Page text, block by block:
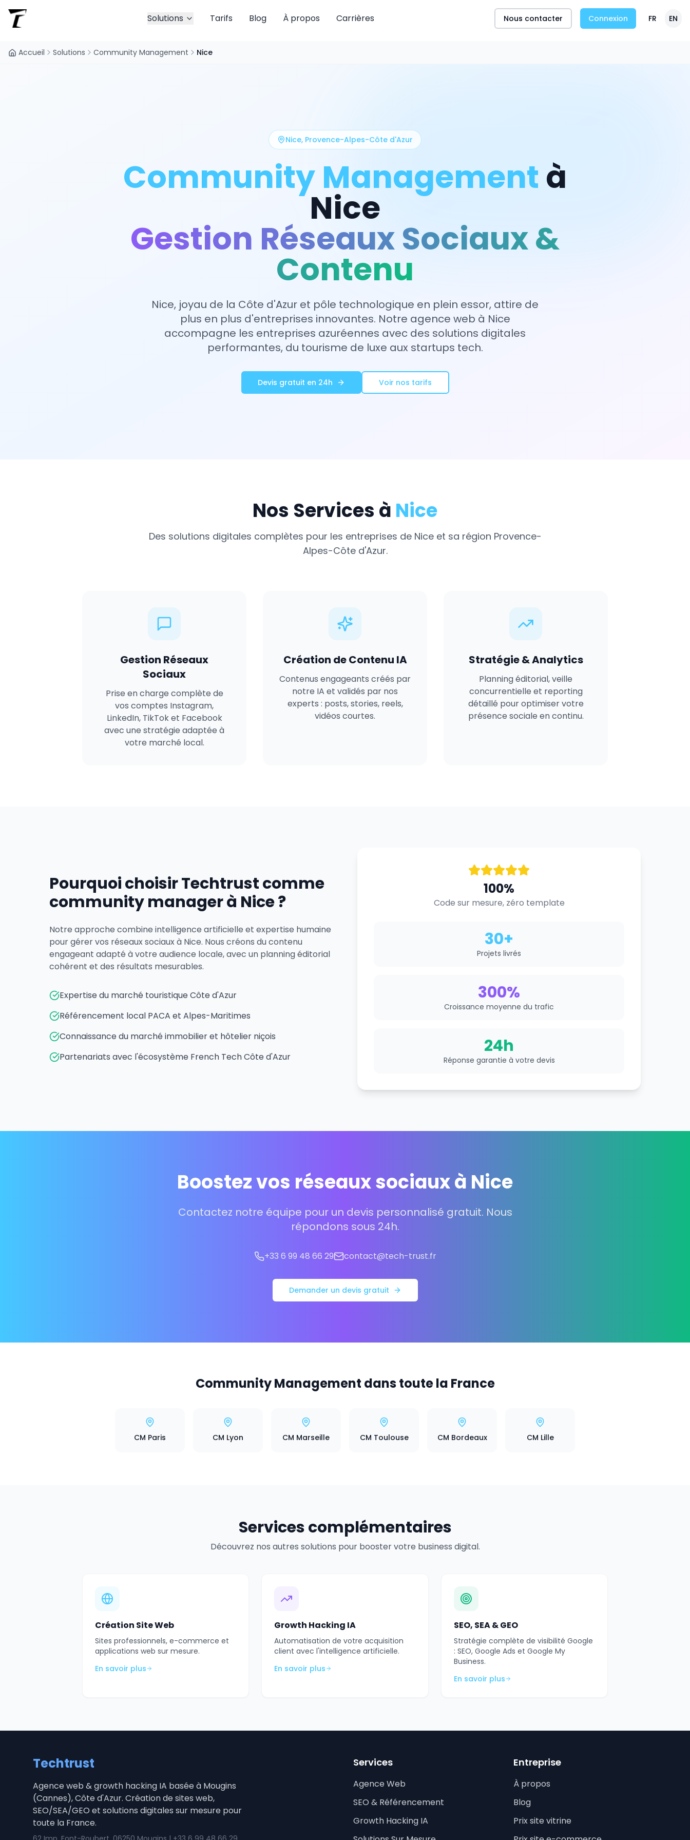
Solutions Tarifs Blog À propos Carrières Nous contacter Connexion FR EN
Accueil Solutions Community Management Nice
Nice, Provence-Alpes-Côte d'Azur
Community Management à
Nice
Gestion Réseaux Sociaux &
Contenu
Nice, joyau de la Côte d'Azur et pôle technologique en plein essor, attire de
plus en plus d'entreprises innovantes. Notre agence web à Nice
accompagne les entreprises azuréennes avec des solutions digitales
performantes, du tourisme de luxe aux startups tech.
Devis gratuit en 24h Voir nos tarifs
Nos Services à Nice
Des solutions digitales complètes pour les entreprises de Niceet sa région Provence-
Alpes-Côte d'Azur.
Gestion Réseaux
Sociaux
Prise en charge complète de
vos comptes Instagram,
LinkedIn, TikTok et Facebook
avec une stratégie adaptée à
votre marché local.
Création de Contenu IA
Contenus engageants créés par
notre IA et validés par nos
experts : posts, stories, reels,
vidéos courtes.
Stratégie & Analytics
Planning éditorial, veille
concurrentielle et reporting
détaillé pour optimiser votre
présence sociale en continu.
Pourquoi choisir Techtrust comme
community manager à Nice ?
Notre approche combine intelligence artificielle et expertise humaine
pour gérer vos réseaux sociaux à Nice. Nous créons du contenu
engageant adapté à votre audience locale, avec un planning éditorial
cohérent et des résultats mesurables.
Expertise du marché touristique Côte d'Azur
Référencement local PACA et Alpes-Maritimes
Connaissance du marché immobilier et hôtelier niçois
Partenariats avec l'écosystème French Tech Côte d'Azur
100%
Code sur mesure, zéro template
30+
Projets livrés
300%
Croissance moyenne du trafic
24h
Réponse garantie à votre devis
Boostez vos réseaux sociaux à Nice
Contactez notre équipe pour un devis personnalisé gratuit. Nous
répondons sous 24h.
+33 6 99 48 66 29 contact@tech-trust.fr
Demander un devis gratuit
Community Management dans toute la France
CM Paris CM Lyon CM Marseille CM Toulouse CM Bordeaux CM Lille
Services complémentaires
Découvrez nos autres solutions pour booster votre business digital.
Création Site Web
Sites professionnels, e-commerce et
applications web sur mesure.
En savoir plus
Growth Hacking IA
Automatisation de votre acquisition
client avec l'intelligence artificielle.
En savoir plus
SEO, SEA & GEO
Stratégie complète de visibilité Google
: SEO, Google Ads et Google My
Business.
En savoir plus
Techtrust
Agence web & growth hacking IA basée à Mougins
(Cannes), Côte d'Azur. Création de sites web,
SEO/SEA/GEO et solutions digitales sur mesure pour
toute la France.
Services
Agence Web
SEO & Référencement
Growth Hacking IA
Entreprise
À propos
Blog
Prix site vitrine